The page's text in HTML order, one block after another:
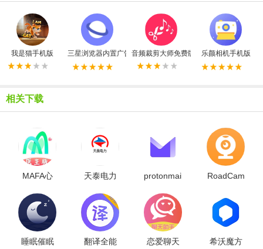
我是猫手机版 三星浏览器内置广告拦截器最新版
音频裁剪大师免费版 乐颜相机手机版
相关下载
MAFA心
天泰电力
protonmail
RoadCam
睡眠催眠
翻译全能
恋爱聊天
希沃魔方